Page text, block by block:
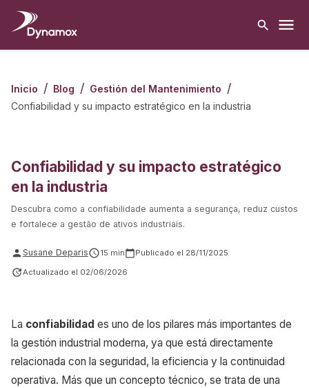
Inicio / Blog / Gestión del Mantenimiento /
Confiabilidad y su impacto estratégico en la industria
Confiabilidad y su impacto estratégico
en la industria
Descubra como a confiabilidade aumenta a segurança, reduz custos
e fortalece a gestão de ativos industriais.
Susane Deparis 15 min Publicado el 28/11/2025
Actualizado el 02/06/2026
La confiabilidad es uno de los pilares más importantes de
la gestión industrial moderna, ya que está directamente
relacionada con la seguridad, la eficiencia y la continuidad
operativa. Más que un concepto técnico, se trata de una